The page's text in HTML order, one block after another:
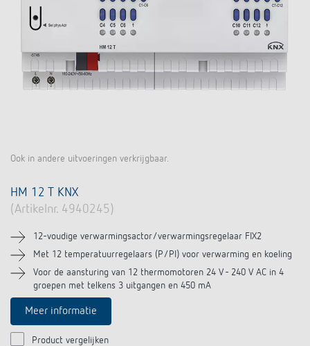
Ook in andere uitvoeringen verkrijgbaar.
HM 12 T KNX
(Artikelnr. 4940245)
12-voudige verwarmingsactor/verwarmingsregelaar FIX2
Met 12 temperatuurregelaars (P/PI) voor verwarming en koeling
Voor de aansturing van 12 thermomotoren 24 V - 240 V AC in 4
groepen met telkens 3 uitgangen en 450 mA
Meer informatie
Product vergelijken